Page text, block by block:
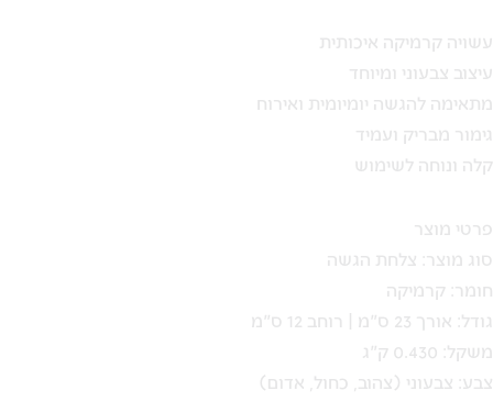
עשויה קרמיקה איכותית
עיצוב צבעוני ומיוחד
מתאימה להגשה יומיומית ואירוח
גימור מבריק ועמיד
קלה ונוחה לשימוש
פרטי מוצר
סוג מוצר: צלחת הגשה
חומר: קרמיקה
גודל: אורך 23 ס"מ | רוחב 12 ס"מ
משקל: 0.430 ק"ג
צבע: צבעוני (צהוב, כחול, אדום)